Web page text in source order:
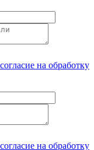
согласие на обработку
согласие на обработку